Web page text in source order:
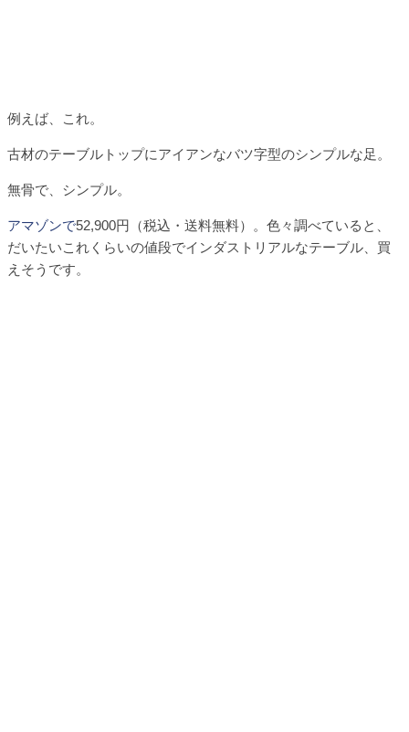
例えば、これ。
古材のテーブルトップにアイアンなバツ字型のシンプルな足。
無骨で、シンプル。
アマゾンで52,900円（税込・送料無料）。色々調べていると、
だいたいこれくらいの値段でインダストリアルなテーブル、買
えそうです。